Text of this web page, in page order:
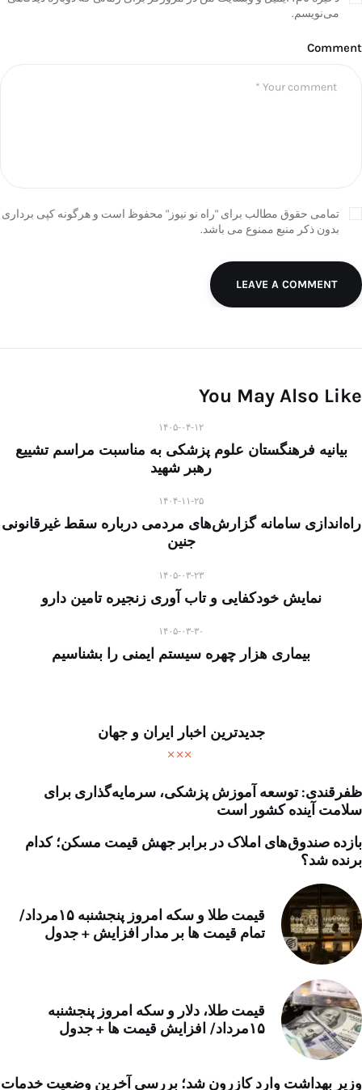
می‌نویسم.
Comment
تمامی حقوق مطالب برای "راه نو نیوز" محفوظ است و هرگونه کپی برداری
بدون ذکر منبع ممنوع می باشد.
LEAVE A COMMENT
You May Also Like
۱۴۰۵-۰۴-۱۲
بیانیه فرهنگستان علوم پزشکی به مناسبت مراسم تشییع
رهبر شهید
۱۴۰۴-۱۱-۲۵
راه‌اندازی سامانه گزارش‌های مردمی درباره سقط غیرقانونی
جنین
۱۴۰۵-۰۳-۲۳
نمایش خودکفایی و تاب آوری زنجیره تامین دارو
۱۴۰۵-۰۳-۳۰
بیماری هزار چهره سیستم ایمنی را بشناسیم
جدیدترین اخبار ایران و جهان
ظفرقندی: توسعه آموزش پزشکی، سرمایه‌گذاری برای
سلامت آینده کشور است
بازده صندوق‌های املاک در برابر جهش قیمت مسکن؛ کدام
برنده شد؟
قیمت طلا و سکه امروز پنجشنبه ۱۵مرداد/
تمام قیمت ها بر مدار افزایش + جدول
قیمت طلا، دلار و سکه امروز پنجشنبه
۱۵مرداد/ افزایش قیمت ها + جدول
وزیر بهداشت وارد کازرون شد؛ بررسی آخرین وضعیت خدمات